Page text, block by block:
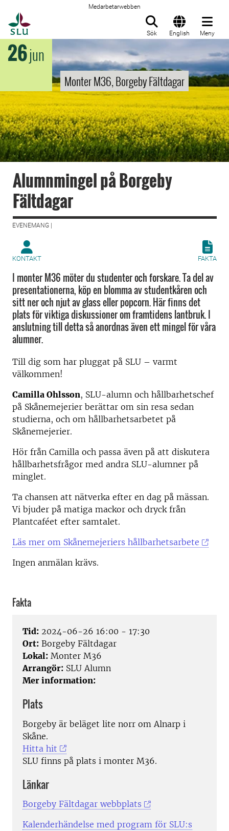
Medarbetarwebben
Sök English Meny
26jun
Monter M36, Borgeby Fältdagar
Alumnmingel på Borgeby
Fältdagar
EVENEMANG |
KONTAKT FAKTA
I monter M36 möter du studenter och forskare. Ta del av
presentationerna, köp en blomma av studentkåren och
sitt ner och njut av glass eller popcorn. Här finns det
plats för viktiga diskussioner om framtidens lantbruk. I
anslutning till detta så anordnas även ett mingel för våra
alumner.
Till dig som har pluggat på SLU – varmt
välkommen!
Camilla Ohlsson, SLU-alumn och hållbarhetschef
på Skånemejerier berättar om sin resa sedan
studierna, och om hållbarhetsarbetet på
Skånemejerier.
Hör från Camilla och passa även på att diskutera
hållbarhetsfrågor med andra SLU-alumner på
minglet.
Ta chansen att nätverka efter en dag på mässan.
Vi bjuder på matiga mackor och dryck från
Plantcaféet efter samtalet.
Läs mer om Skånemejeriers hållbarhetsarbete
Ingen anmälan krävs.
Fakta
Tid: 2024-06-26 16:00 - 17:30
Ort: Borgeby Fältdagar
Lokal: Monter M36
Arrangör: SLU Alumn
Mer information:
Plats
Borgeby är beläget lite norr om Alnarp i
Skåne.
Hitta hit
SLU finns på plats i monter M36.
Länkar
Borgeby Fältdagar webbplats
Kalenderhändelse med program för SLU:s